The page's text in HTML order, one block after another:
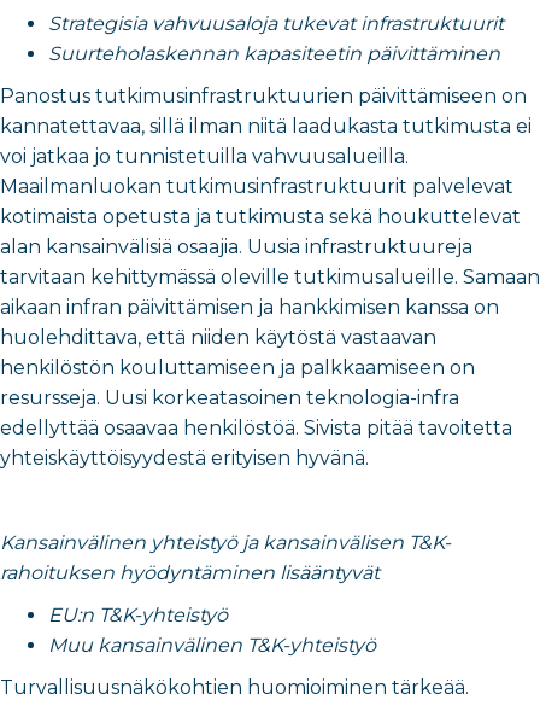
Strategisia vahvuusaloja tukevat infrastruktuurit
Suurteholaskennan kapasiteetin päivittäminen
Panostus tutkimusinfrastruktuurien päivittämiseen on
kannatettavaa, sillä ilman niitä laadukasta tutkimusta ei
voi jatkaa jo tunnistetuilla vahvuusalueilla.
Maailmanluokan tutkimusinfrastruktuurit palvelevat
kotimaista opetusta ja tutkimusta sekä houkuttelevat
alan kansainvälisiä osaajia. Uusia infrastruktuureja
tarvitaan kehittymässä oleville tutkimusalueille. Samaan
aikaan infran päivittämisen ja hankkimisen kanssa on
huolehdittava, että niiden käytöstä vastaavan
henkilöstön kouluttamiseen ja palkkaamiseen on
resursseja. Uusi korkeatasoinen teknologia-infra
edellyttää osaavaa henkilöstöä. Sivista pitää tavoitetta
yhteiskäyttöisyydestä erityisen hyvänä.
Kansainvälinen yhteistyö ja kansainvälisen T&K-
rahoituksen hyödyntäminen lisääntyvät
EU:n T&K-yhteistyö
Muu kansainvälinen T&K-yhteistyö
Turvallisuusnäkökohtien huomioiminen tärkeää.